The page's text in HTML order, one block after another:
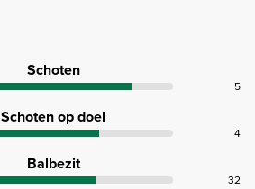
Schoten
5
Schoten op doel
4
Balbezit
32